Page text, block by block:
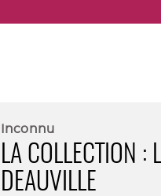
Inconnu
LA COLLECTION :
DEAUVILLE